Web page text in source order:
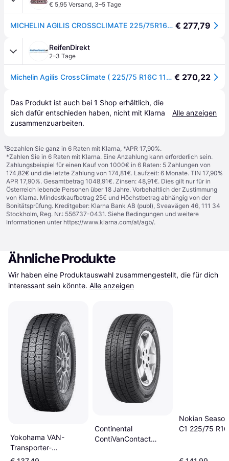
€ 5,95 Versand, 3–5 Tage
MICHELIN AGILIS CROSSCLIMATE 225/75R16C 118/116R € 277,79
ReifenDirekt
2–3 Tage
Michelin Agilis CrossClimate ( 225/75 R16C 118/116R 10PR EV Suitable ) € 270,22
Das Produkt ist auch bei 1 Shop erhältlich, die
sich dafür entschieden haben, nicht mit Klarna
zusammenzuarbeiten.
Alle anzeigen
¹Bezahlen Sie ganz in 6 Raten mit Klarna, *APR 17,90%.
*Zahlen Sie in 6 Raten mit Klarna. Eine Anzahlung kann erforderlich sein.
Zahlungsbeispiel für einen Kauf von 1000€ in 6 Raten: 5 Zahlungen von
174,82€ und die letzte Zahlung von 174,81€. Laufzeit: 6 Monate. TIN 17,90%
APR 17,90%. Gesamtbetrag 1048,91€. Zinsen: 48,91€. Dies gilt nur für in
Österreich lebende Personen über 18 Jahre. Vorbehaltlich der Zustimmung
von Klarna. Mindestkaufbetrag 25€ und Höchstbetrag abhängig von der
Bonitätsprüfung. Kreditgeber: Klarna Bank AB (publ), Sveavägen 46, 111 34
Stockholm, Reg. Nr.: 556737-0431. Siehe Bedingungen und weitere
Informationen unter https://www.klarna.com/at/agb/.
Ähnliche Produkte
Wir haben eine Produktauswahl zusammengestellt, die für dich
interessant sein könnte. Alle anzeigen
Yokohama VAN-
Transporter-
Ganzjahresreifen
Continental
ContiVanContact
Nokian
C1 225/75